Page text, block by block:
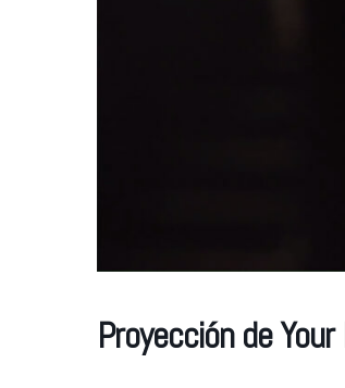
Proyección de